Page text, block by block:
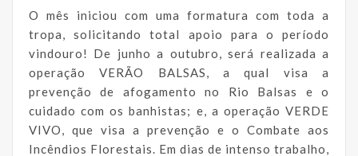
O mês iniciou com uma formatura com toda a
tropa, solicitando total apoio para o período
vindouro! De junho a outubro, será realizada a
operação VERÃO BALSAS, a qual visa a
prevenção de afogamento no Rio Balsas e o
cuidado com os banhistas; e, a operação VERDE
VIVO, que visa a prevenção e o Combate aos
Incêndios Florestais. Em dias de intenso trabalho,